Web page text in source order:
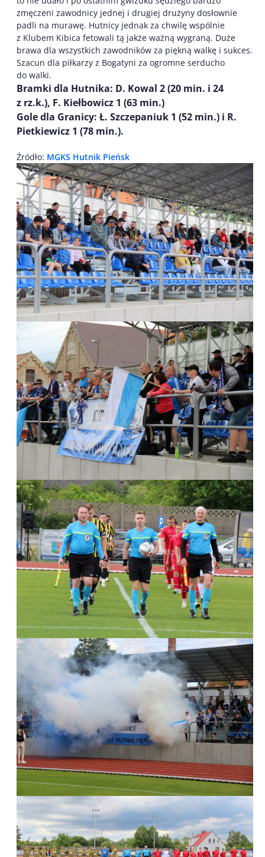
zmęczeni zawodnicy jednej i drugiej drużyny dosłownie
padli na murawę. Hutnicy jednak za chwilę wspólnie
z Klubem Kibica fetowali tą jakże ważną wygraną. Duże
brawa dla wszystkich zawodników za piękną walkę i sukces.
Szacun dla piłkarzy z Bogatyni za ogromne serducho
do walki.
Bramki dla Hutnika: D. Kowal 2 (20 min. i 24
z rz.k.), F. Kiełbowicz 1 (63 min.)
Gole dla Granicy: Ł. Szczepaniuk 1 (52 min.) i R.
Pietkiewicz 1 (78 min.).
Źródło: MGKS Hutnik Pieńsk